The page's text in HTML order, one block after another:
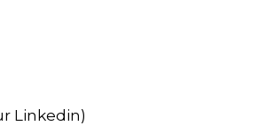
Linkedin)